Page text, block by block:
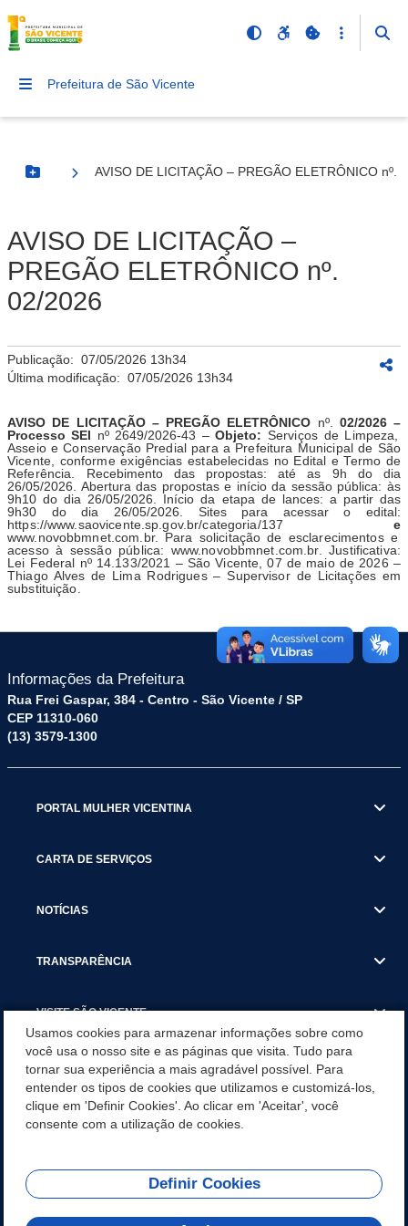
Prefeitura de São Vicente
Botão Menu
AVISO DE LICITAÇÃO – PREGÃO ELETRÔNICO nº.
AVISO DE LICITAÇÃO –
PREGÃO ELETRÔNICO nº.
02/2026
Publicação: 07/05/2026 13h34
Última modificação: 07/05/2026 13h34
AVISO DE LICITAÇÃO – PREGÃO ELETRÔNICO nº. 02/2026 –
Processo SEI nº 2649/2026-43 –Objeto: Serviços de Limpeza,
Asseio e Conservação Predial para a Prefeitura Municipal de São
Vicente, conforme exigências estabelecidas no Edital e Termo de
Referência.
Recebimento das propostas: até as 9h do dia
26/05/2026. Abertura das propostas e início da sessão pública: às
9h10 do dia 26/05/2026. Início da etapa de lances: a partir das
9h30 do dia 26/05/2026. Sites para acessar o edital:
https://www.saovicente.sp.gov.br/categoria/137 e
www.novobbmnet.com.br.
Para solicitação de esclarecimentos e
acesso à sessão pública: www.novobbmnet.com.br. Justificativa:
Lei Federal nº 14.133/2021 – São Vicente, 07 de maiode 2026 –
Thiago Alves de Lima Rodrigues – Supervisor de Licitações em
substituição.
Informações da Prefeitura
Rua Frei Gaspar, 384 - Centro - São Vicente / SP
CEP 11310-060
(13) 3579-1300
PORTAL MULHER VICENTINA
CARTA DE SERVIÇOS
NOTÍCIAS
TRANSPARÊNCIA
VISITE SÃO VICENTE
SÃO VICENTE REFORÇA REDE DE PROTEÇÃO ÀS MULHERES
DURANTE O AGOSTO LILÁS COM AÇÕES DE
CONSCIENTIZAÇÃO E ACOLHIMENTO
REDES SOCIAIS
Usamos cookies para armazenar informações sobre como
você usa o nosso site e as páginas que visita. Tudo para
tornar sua experiência a mais agradável possível. Para
entender os tipos de cookies que utilizamos e customizá-los,
clique em 'Definir Cookies'. Ao clicar em 'Aceitar', você
consente com a utilização de cookies.
Definir Cookies
Olá! Como
posso te ajudar?